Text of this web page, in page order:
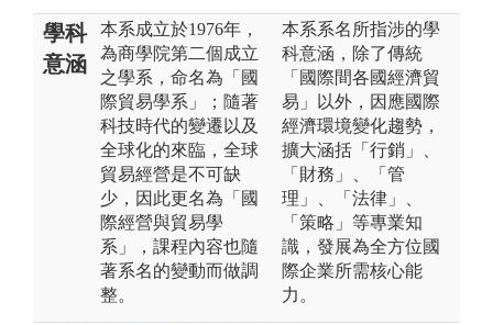
學科
意涵
本系成立於1976年，
為商學院第二個成立
之學系，命名為「國
際貿易學系」；隨著
科技時代的變遷以及
全球化的來臨，全球
貿易經營是不可缺
少，因此更名為「國
際經營與貿易學
系」，課程內容也隨
著系名的變動而做調
整。
本系系名所指涉的學
科意涵，除了傳統
「國際間各國經濟貿
易」以外，因應國際
經濟環境變化趨勢，
擴大涵括「行銷」、
「財務」、「管
理」、「法律」、
「策略」等專業知
識，發展為全方位國
際企業所需核心能
力。